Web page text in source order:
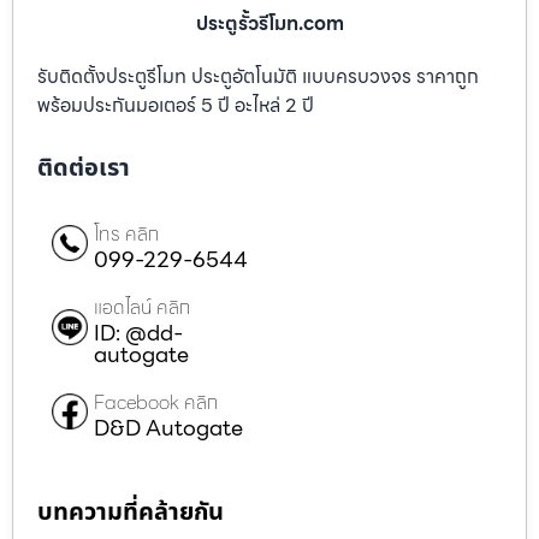
ประตูรั้วรีโมท.com
รับติดตั้งประตูรีโมท ประตูอัตโนมัติ แบบครบวงจร ราคาถูก
พร้อมประกันมอเตอร์ 5 ปี อะไหล่ 2 ปี
ติดต่อเรา
โทร คลิก
099-229-6544
แอดไลน์ คลิก
ID: @dd-
autogate
Facebook คลิก
D&D Autogate
บทความที่คล้ายกัน